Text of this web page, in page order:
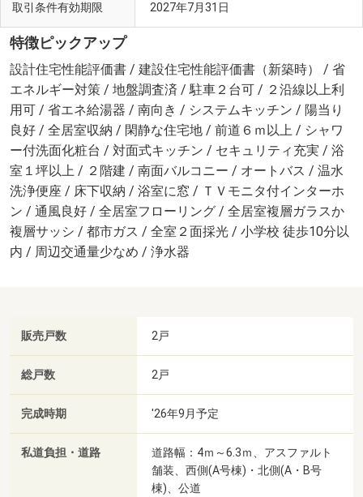
取引条件有効期限 2027年7月31日
特徴ピックアップ
設計住宅性能評価書 / 建設住宅性能評価書（新築時） / 省
エネルギー対策 / 地盤調査済 / 駐車２台可 / ２沿線以上利
用可 / 省エネ給湯器 / 南向き / システムキッチン / 陽当り
良好 / 全居室収納 / 閑静な住宅地 / 前道６ｍ以上 / シャワ
ー付洗面化粧台 / 対面式キッチン / セキュリティ充実 / 浴
室１坪以上 / ２階建 / 南面バルコニー / オートバス / 温水
洗浄便座 / 床下収納 / 浴室に窓 / ＴＶモニタ付インターホ
ン / 通風良好 / 全居室フローリング / 全居室複層ガラスか
複層サッシ / 都市ガス / 全室２面採光 / 小学校 徒歩10分以
内 / 周辺交通量少なめ / 浄水器
販売戸数 2戸
総戸数 2戸
完成時期 '26年9月予定
私道負担・道路
道路幅：4ｍ～6.3ｍ、アスファルト
舗装、西側(A号棟)・北側(A・B号
棟)、公道